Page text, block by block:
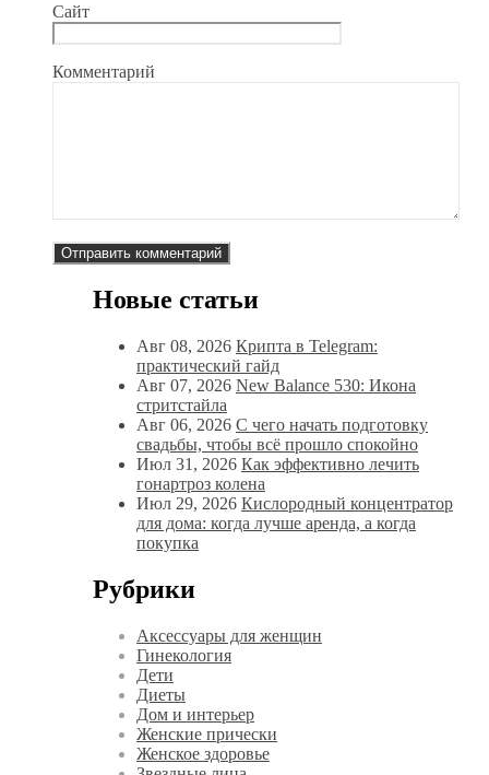
Сайт
Комментарий
Новые статьи
Авг 08, 2026 Крипта в Telegram:
практический гайд
Авг 07, 2026 New Balance 530: Икона
стритстайла
Авг 06, 2026 С чего начать подготовку
свадьбы, чтобы всё прошло спокойно
Июл 31, 2026 Как эффективно лечить
гонартроз колена
Июл 29, 2026 Кислородный концентратор
для дома: когда лучше аренда, а когда
покупка
Рубрики
Аксессуары для женщин
Гинекология
Дети
Диеты
Дом и интерьер
Женские прически
Женское здоровье